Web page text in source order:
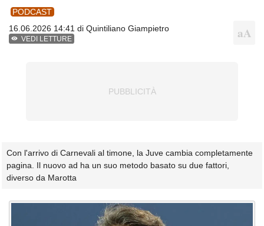
PODCAST
16.06.2026 14:41 di Quintiliano Giampietro
VEDI LETTURE
Con l'arrivo di Carnevali al timone, la Juve cambia completamente
pagina. Il nuovo ad ha un suo metodo basato su due fattori,
diverso da Marotta